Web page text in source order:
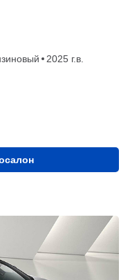
2025 г.в.